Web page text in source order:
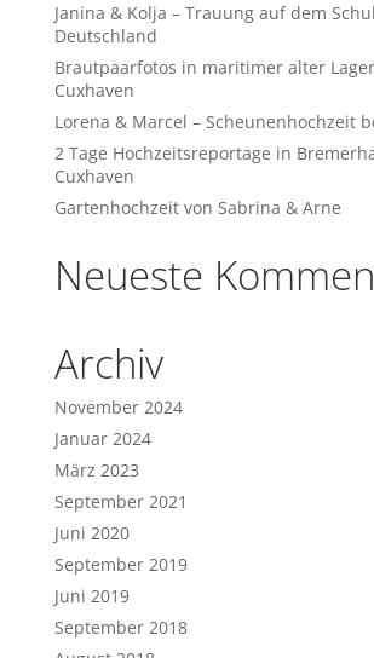
Janina & Kolja – Trauung auf dem
Deutschland
Brautpaarfotos in maritimer alter
Cuxhaven
Lorena & Marcel – Scheunenhochzeit
2 Tage Hochzeitsreportage in
Cuxhaven
Gartenhochzeit von Sabrina & Arne
Neueste
Archiv
November 2024
Januar 2024
März 2023
September 2021
Juni 2020
September 2019
Juni 2019
September 2018